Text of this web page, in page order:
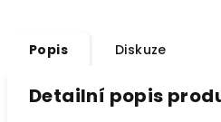
Popis Diskuze
Detailní popis